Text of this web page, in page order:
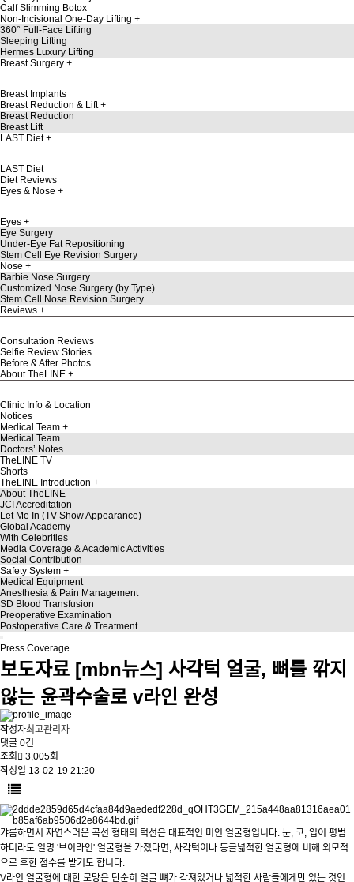
Calf Slimming Botox
Non-Incisional One-Day Lifting
360° Full-Face Lifting
Sleeping Lifting
Hermes Luxury Lifting
Breast Surgery
Breast Implants
Breast Reduction & Lift
Breast Reduction
Breast Lift
LAST Diet
LAST Diet
Diet Reviews
Eyes & Nose
Eyes
Eye Surgery
Under-Eye Fat Repositioning
Stem Cell Eye Revision Surgery
Nose
Barbie Nose Surgery
Customized Nose Surgery (by Type)
Stem Cell Nose Revision Surgery
Reviews
Consultation Reviews
Selfie Review Stories
Before & After Photos
About TheLINE
Clinic Info & Location
Notices
Medical Team
Medical Team
Doctors’ Notes
TheLINE TV
Shorts
TheLINE Introduction
About TheLINE
JCI Accreditation
Let Me In (TV Show Appearance)
Global Academy
With Celebrities
Media Coverage & Academic Activities
Social Contribution
Safety System
Medical Equipment
Anesthesia & Pain Management
SD Blood Transfusion
Preoperative Examination
Postoperative Care & Treatment
Press Coverage
보도자료 [mbn뉴스] 사각턱 얼굴, 뼈를 깎지
않는 윤곽수술로 v라인 완성
작성자최고관리자
댓글 0건
조회
3,005회
작성일 13-02-19 21:20
갸름하면서 자연스러운 곡선 형태의 턱선은 대표적인 미인 얼굴형입니다. 눈, 코, 입이 평범
하더라도 일명 '브이라인' 얼굴형을 가졌다면, 사각턱이나 둥글넓적한 얼굴형에 비해 외모적
으로 후한 점수를 받기도 합니다.
V라인 얼굴형에 대한 로망은 단순히 얼굴 뼈가 각져있거나 넓적한 사람들에게만 있는 것인